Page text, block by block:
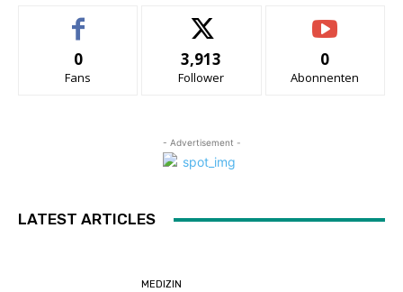
0
Fans
3,913
Follower
0
Abonnenten
- Advertisement -
LATEST ARTICLES
MEDIZIN